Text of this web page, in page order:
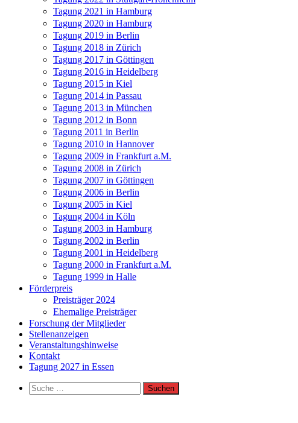
Tagung 2021 in Hamburg
Tagung 2020 in Hamburg
Tagung 2019 in Berlin
Tagung 2018 in Zürich
Tagung 2017 in Göttingen
Tagung 2016 in Heidelberg
Tagung 2015 in Kiel
Tagung 2014 in Passau
Tagung 2013 in München
Tagung 2012 in Bonn
Tagung 2011 in Berlin
Tagung 2010 in Hannover
Tagung 2009 in Frankfurt a.M.
Tagung 2008 in Zürich
Tagung 2007 in Göttingen
Tagung 2006 in Berlin
Tagung 2005 in Kiel
Tagung 2004 in Köln
Tagung 2003 in Hamburg
Tagung 2002 in Berlin
Tagung 2001 in Heidelberg
Tagung 2000 in Frankfurt a.M.
Tagung 1999 in Halle
Förderpreis
Preisträger 2024
Ehemalige Preisträger
Forschung der Mitglieder
Stellenanzeigen
Veranstaltungshinweise
Kontakt
Tagung 2027 in Essen
Suche
nach: